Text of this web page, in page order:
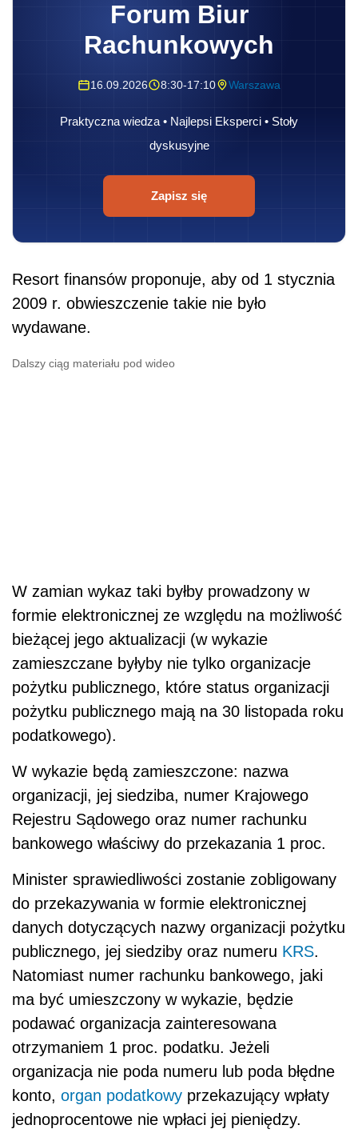
Forum Biur
Rachunkowych
16.09.2026 8:30-17:10 Warszawa
Praktyczna wiedza • Najlepsi Eksperci • Stoły
dyskusyjne
Zapisz się
Resort finansów proponuje, aby od 1 stycznia
2009 r. obwieszczenie takie nie było
wydawane.
Dalszy ciąg materiału pod wideo
W zamian wykaz taki byłby prowadzony w
formie elektronicznej ze względu na możliwość
bieżącej jego aktualizacji (w wykazie
zamieszczane byłyby nie tylko organizacje
pożytku publicznego, które status organizacji
pożytku publicznego mają na 30 listopada roku
podatkowego).
W wykazie będą zamieszczone: nazwa
organizacji, jej siedziba, numer Krajowego
Rejestru Sądowego oraz numer rachunku
bankowego właściwy do przekazania 1 proc.
Minister sprawiedliwości zostanie zobligowany
do przekazywania w formie elektronicznej
danych dotyczących nazwy organizacji pożytku
publicznego, jej siedziby oraz numeru KRS.
Natomiast numer rachunku bankowego, jaki
ma być umieszczony w wykazie, będzie
podawać organizacja zainteresowana
otrzymaniem 1 proc. podatku. Jeżeli
organizacja nie poda numeru lub poda błędne
konto, organ podatkowy przekazujący wpłaty
jednoprocentowe nie wpłaci jej pieniędzy.